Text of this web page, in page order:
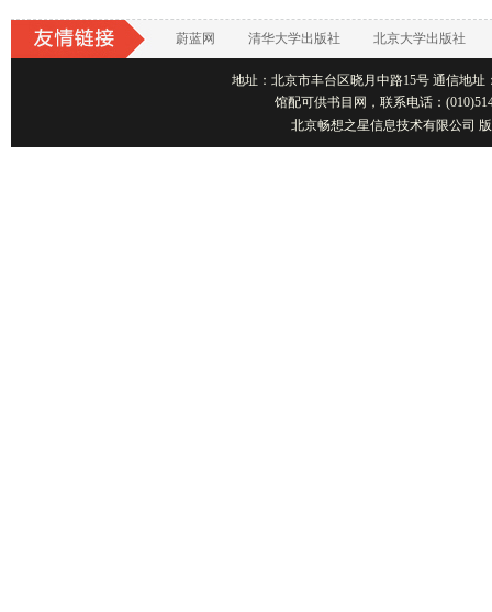
蔚蓝网 清华大学出版社 北京大学出版社
地址：北京市丰台区晓月中路15号 通信地址
馆配可供书目网，联系电话：
北京畅想之星信息技术有限公司